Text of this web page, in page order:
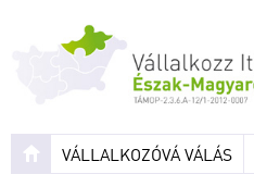
VÁLLALKOZÓVÁ VÁLÁS